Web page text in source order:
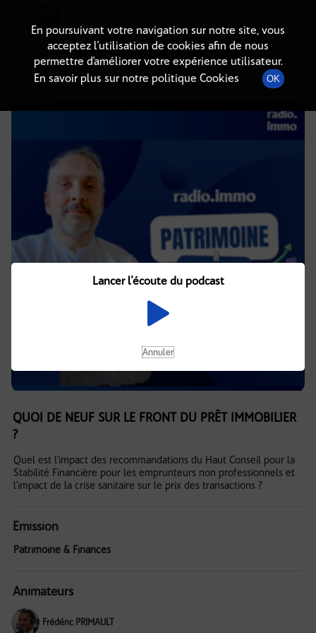
DÉTAILS DE L'ÉMISSION
QUOI DE NEUF SUR LE FRONT DU PRÊT IMMOBILIER
?
Quel est l’impact des recommandations du Haut Conseil pour la
Stabilité Financière pour les emprunteurs non professionnels et
l’impact de la crise sanitaire sur le prix des transactions ?
Emission
Patrimoine & Finances
Animateurs
Frédéric PRIMAULT
En poursuivant votre navigation sur notre site, vous
acceptez l’utilisation de cookies afin de nous
permettre d’améliorer votre expérience utilisateur.
En savoir plus sur notre politique Cookies
OK
Lancer l'écoute du podcast
Annuler